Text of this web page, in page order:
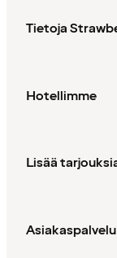
Tietoja
Hotellimme
Lisää
Asiakaspalvelu